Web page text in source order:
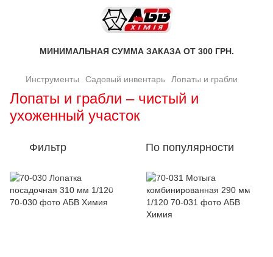
МИНИМАЛЬНАЯ СУММА ЗАКАЗА ОТ 300 ГРН.
Инструменты Садовый инвентарь Лопаты и грабли
Лопаты и грабли – чистый и
ухоженный участок
Фильтр По популярности